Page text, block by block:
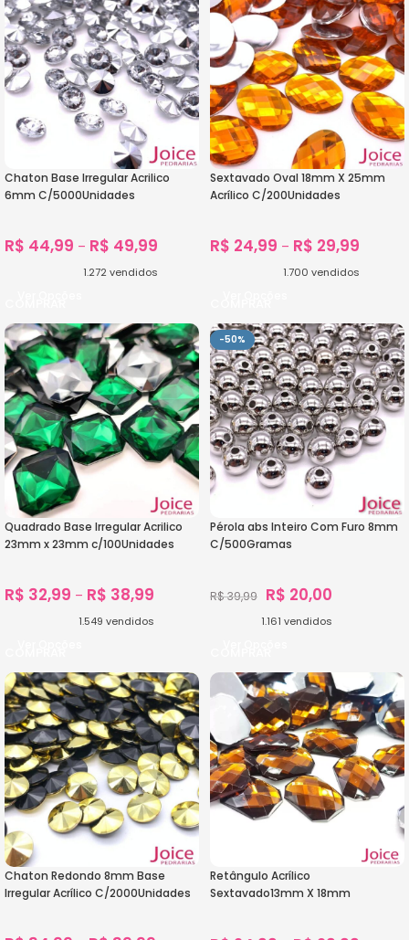
Chaton Base Irregular Acrilico
6mm C/5000Unidades
R$ 44,99 – R$ 49,99
1.272 vendidos
Sextavado Oval 18mm X 25mm
Acrílico C/200Unidades
R$ 24,99 – R$ 29,99
1.700 vendidos
Quadrado Base Irregular Acrilico
23mm x 23mm c/100Unidades
R$ 32,99 – R$ 38,99
1.549 vendidos
-50%
Pérola abs Inteiro Com Furo 8mm
C/500Gramas
R$39,99 R$ 20,00
1.161 vendidos
Chaton Redondo 8mm Base
Irregular Acrílico C/2000Unidades
Retângulo Acrílico
Sextavado13mm X 18mm